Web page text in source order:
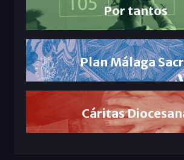
Por tantos
Plan Málaga
Cáritas